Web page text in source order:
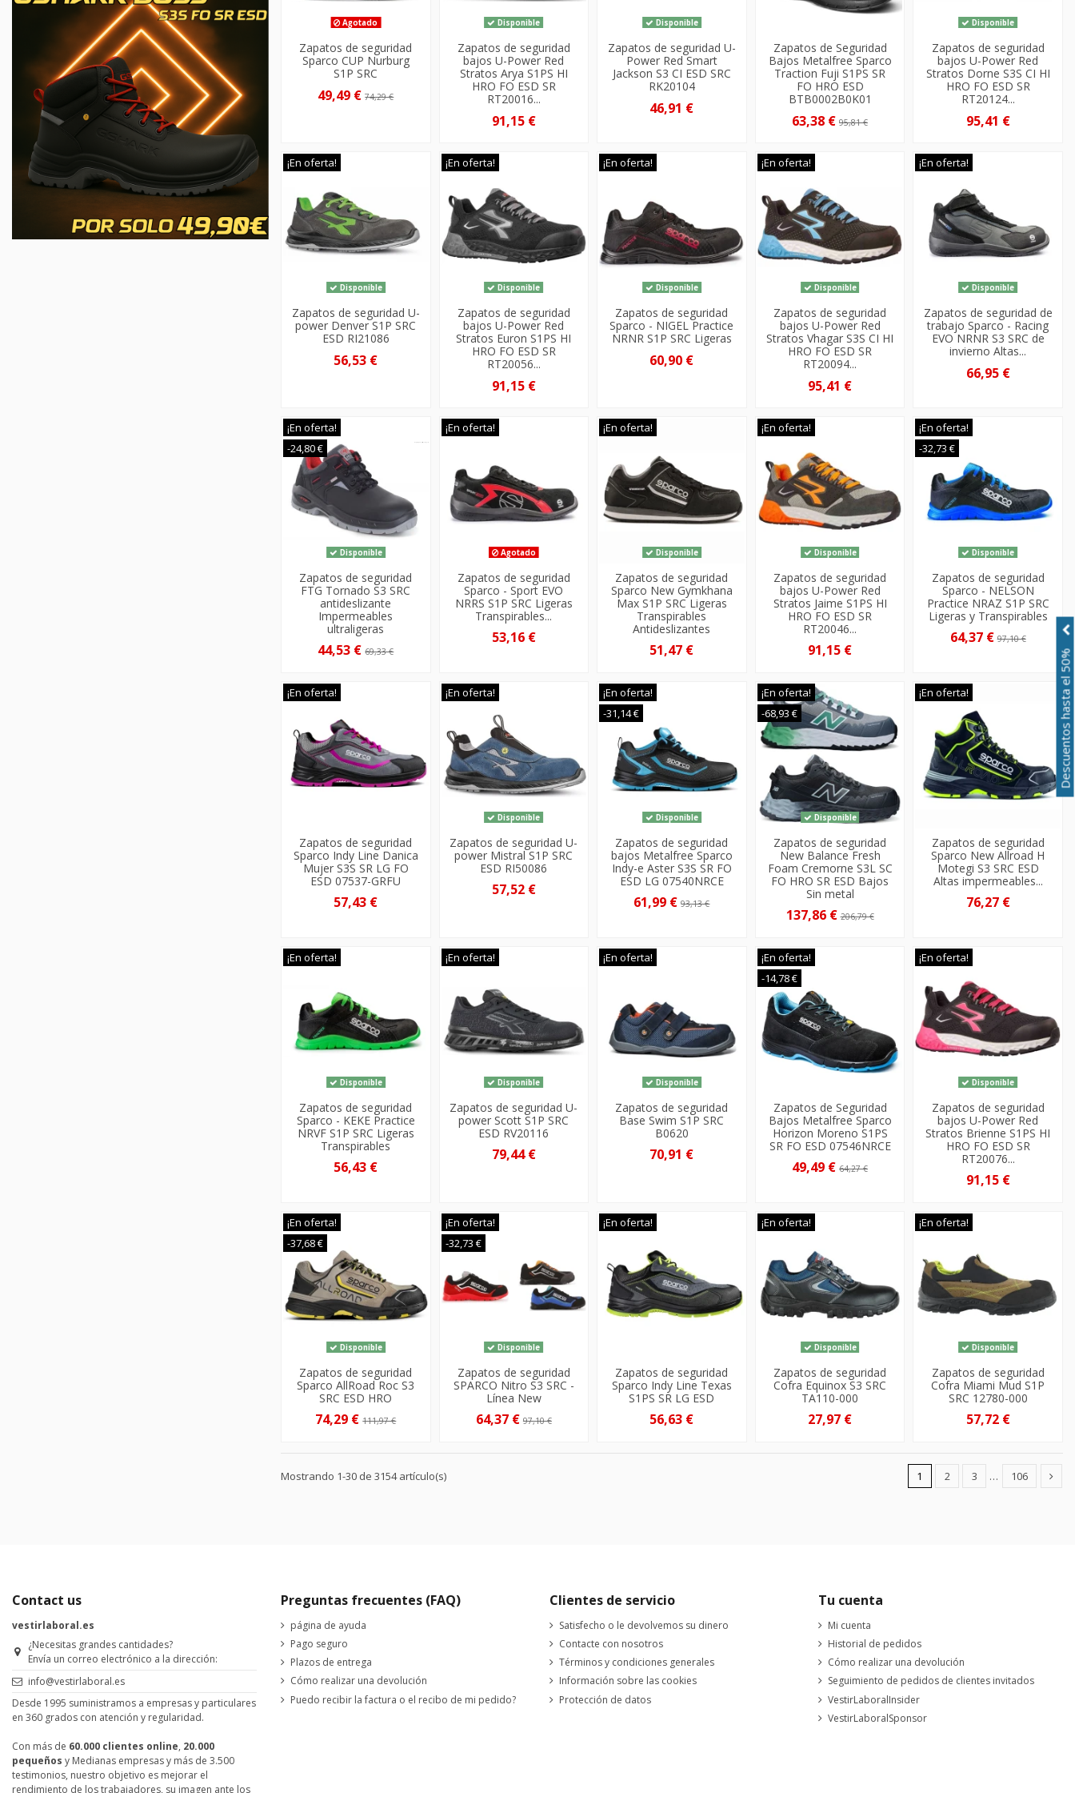
Agotado
Zapatos de seguridad
Sparco CUP Nurburg
S1P SRC
49,49 €74,29 €
Disponible
Zapatos de seguridad
bajos U-Power Red
Stratos Arya S1PS HI
HRO FO ESD SR
RT20016...
91,15 €
Disponible
Zapatos de seguridad U-
Power Red Smart
Jackson S3 CI ESD SRC
RK20104
46,91 €
Zapatos de Seguridad
Bajos Metalfree Sparco
Traction Fuji S1PS SR
FO HRO ESD
BTB0002B0K01
63,38 €95,81 €
Disponible
Zapatos de seguridad
bajos U-Power Red
Stratos Dorne S3S CI HI
HRO FO ESD SR
RT20124...
95,41 €
¡En oferta!
Disponible
Zapatos de seguridad U-
power Denver S1P SRC
ESD RI21086
56,53 €
¡En oferta!
Disponible
Zapatos de seguridad
bajos U-Power Red
Stratos Euron S1PS HI
HRO FO ESD SR
RT20056...
91,15 €
¡En oferta!
Disponible
Zapatos de seguridad
Sparco - NIGEL Practice
NRNR S1P SRC Ligeras
60,90 €
¡En oferta!
Disponible
Zapatos de seguridad
bajos U-Power Red
Stratos Vhagar S3S CI HI
HRO FO ESD SR
RT20094...
95,41 €
¡En oferta!
Disponible
Zapatos de seguridad de
trabajo Sparco - Racing
EVO NRNR S3 SRC de
invierno Altas...
66,95 €
¡En oferta!
-24,80 €
Disponible
Zapatos de seguridad
FTG Tornado S3 SRC
antideslizante
Impermeables
ultraligeras
44,53 €69,33 €
¡En oferta!
Agotado
Zapatos de seguridad
Sparco - Sport EVO
NRRS S1P SRC Ligeras
Transpirables...
53,16 €
¡En oferta!
Disponible
Zapatos de seguridad
Sparco New Gymkhana
Max S1P SRC Ligeras
Transpirables
Antideslizantes
51,47 €
¡En oferta!
Disponible
Zapatos de seguridad
bajos U-Power Red
Stratos Jaime S1PS HI
HRO FO ESD SR
RT20046...
91,15 €
¡En oferta!
-32,73 €
Disponible
Zapatos de seguridad
Sparco - NELSON
Practice NRAZ S1P SRC
Ligeras y Transpirables
64,37 €97,10 €
¡En oferta!
Zapatos de seguridad
Sparco Indy Line Danica
Mujer S3S SR LG FO
ESD 07537-GRFU
57,43 €
¡En oferta!
Disponible
Zapatos de seguridad U-
power Mistral S1P SRC
ESD RI50086
57,52 €
¡En oferta!
-31,14 €
Disponible
Zapatos de seguridad
bajos Metalfree Sparco
Indy-e Aster S3S SR FO
ESD LG 07540NRCE
61,99 €93,13 €
¡En oferta!
-68,93 €
Disponible
Zapatos de seguridad
New Balance Fresh
Foam Cremorne S3L SC
FO HRO SR ESD Bajos
Sin metal
137,86 €206,79 €
¡En oferta!
Zapatos de seguridad
Sparco New Allroad H
Motegi S3 SRC ESD
Altas impermeables...
76,27 €
¡En oferta!
Disponible
Zapatos de seguridad
Sparco - KEKE Practice
NRVF S1P SRC Ligeras
Transpirables
56,43 €
¡En oferta!
Disponible
Zapatos de seguridad U-
power Scott S1P SRC
ESD RV20116
79,44 €
¡En oferta!
Disponible
Zapatos de seguridad
Base Swim S1P SRC
B0620
70,91 €
¡En oferta!
-14,78 €
Zapatos de Seguridad
Bajos Metalfree Sparco
Horizon Moreno S1PS
SR FO ESD 07546NRCE
49,49 €64,27 €
¡En oferta!
Disponible
Zapatos de seguridad
bajos U-Power Red
Stratos Brienne S1PS HI
HRO FO ESD SR
RT20076...
91,15 €
¡En oferta!
-37,68 €
Disponible
Zapatos de seguridad
Sparco AllRoad Roc S3
SRC ESD HRO
74,29 €111,97 €
¡En oferta!
-32,73 €
Disponible
Zapatos de seguridad
SPARCO Nitro S3 SRC -
Línea New
64,37 € 97,10 €
¡En oferta!
Zapatos de seguridad
Sparco Indy Line Texas
S1PS SR LG ESD
56,63 €
¡En oferta!
Disponible
Zapatos de seguridad
Cofra Equinox S3 SRC
TA110-000
27,97 €
¡En oferta!
Disponible
Zapatos de seguridad
Cofra Miami Mud S1P
SRC 12780-000
57,72 €
Mostrando 1-30 de 3154 artículo(s) 1 2 3 … 106
Contact us
vestirlaboral.es
¿Necesitas grandes cantidades?
Envía un correo electrónico a la dirección:
info@vestirlaboral.es
Desde 1995 suministramos a empresas y particulares
en 360 grados con atención y regularidad.
Con más de 60.000 clientes online, 20.000
pequeños y Medianas empresas y más de 3.500
testimonios, nuestro objetivo es mejorar el
rendimiento de los trabajadores, su imagen ante los
Preguntas frecuentes (FAQ)
página de ayuda
Pago seguro
Plazos de entrega
Cómo realizar una devolución
Puedo recibir la factura o el recibo de mi pedido?
Clientes de servicio
Satisfecho o le devolvemos su dinero
Contacte con nosotros
Términos y condiciones generales
Información sobre las cookies
Protección de datos
Tu cuenta
Mi cuenta
Historial de pedidos
Cómo realizar una devolución
Seguimiento de pedidos de clientes invitados
VestirLaboralInsider
VestirLaboralSponsor
Descuentos hasta el 50%